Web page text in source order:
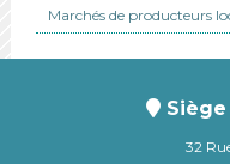
Marchés de producteurs
32